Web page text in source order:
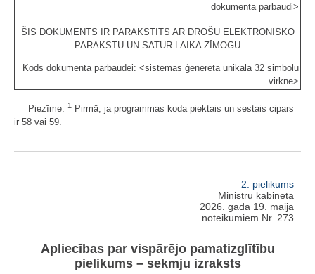
dokumenta pārbaudi>
ŠIS DOKUMENTS IR PARAKSTĪTS AR DROŠU ELEKTRONISKO
PARAKSTU UN SATUR LAIKA ZĪMOGU
Kods dokumenta pārbaudei: <sistēmas ģenerēta unikāla 32 simbolu
virkne>
Piezīme. 1
Pirmā, ja programmas koda piektais un sestais cipars
ir 58 vai 59.
2. pielikums
Ministru kabineta
2026. gada 19. maija
noteikumiem Nr. 273
Apliecības par vispārējo pamatizglītību
pielikums – sekmju izraksts